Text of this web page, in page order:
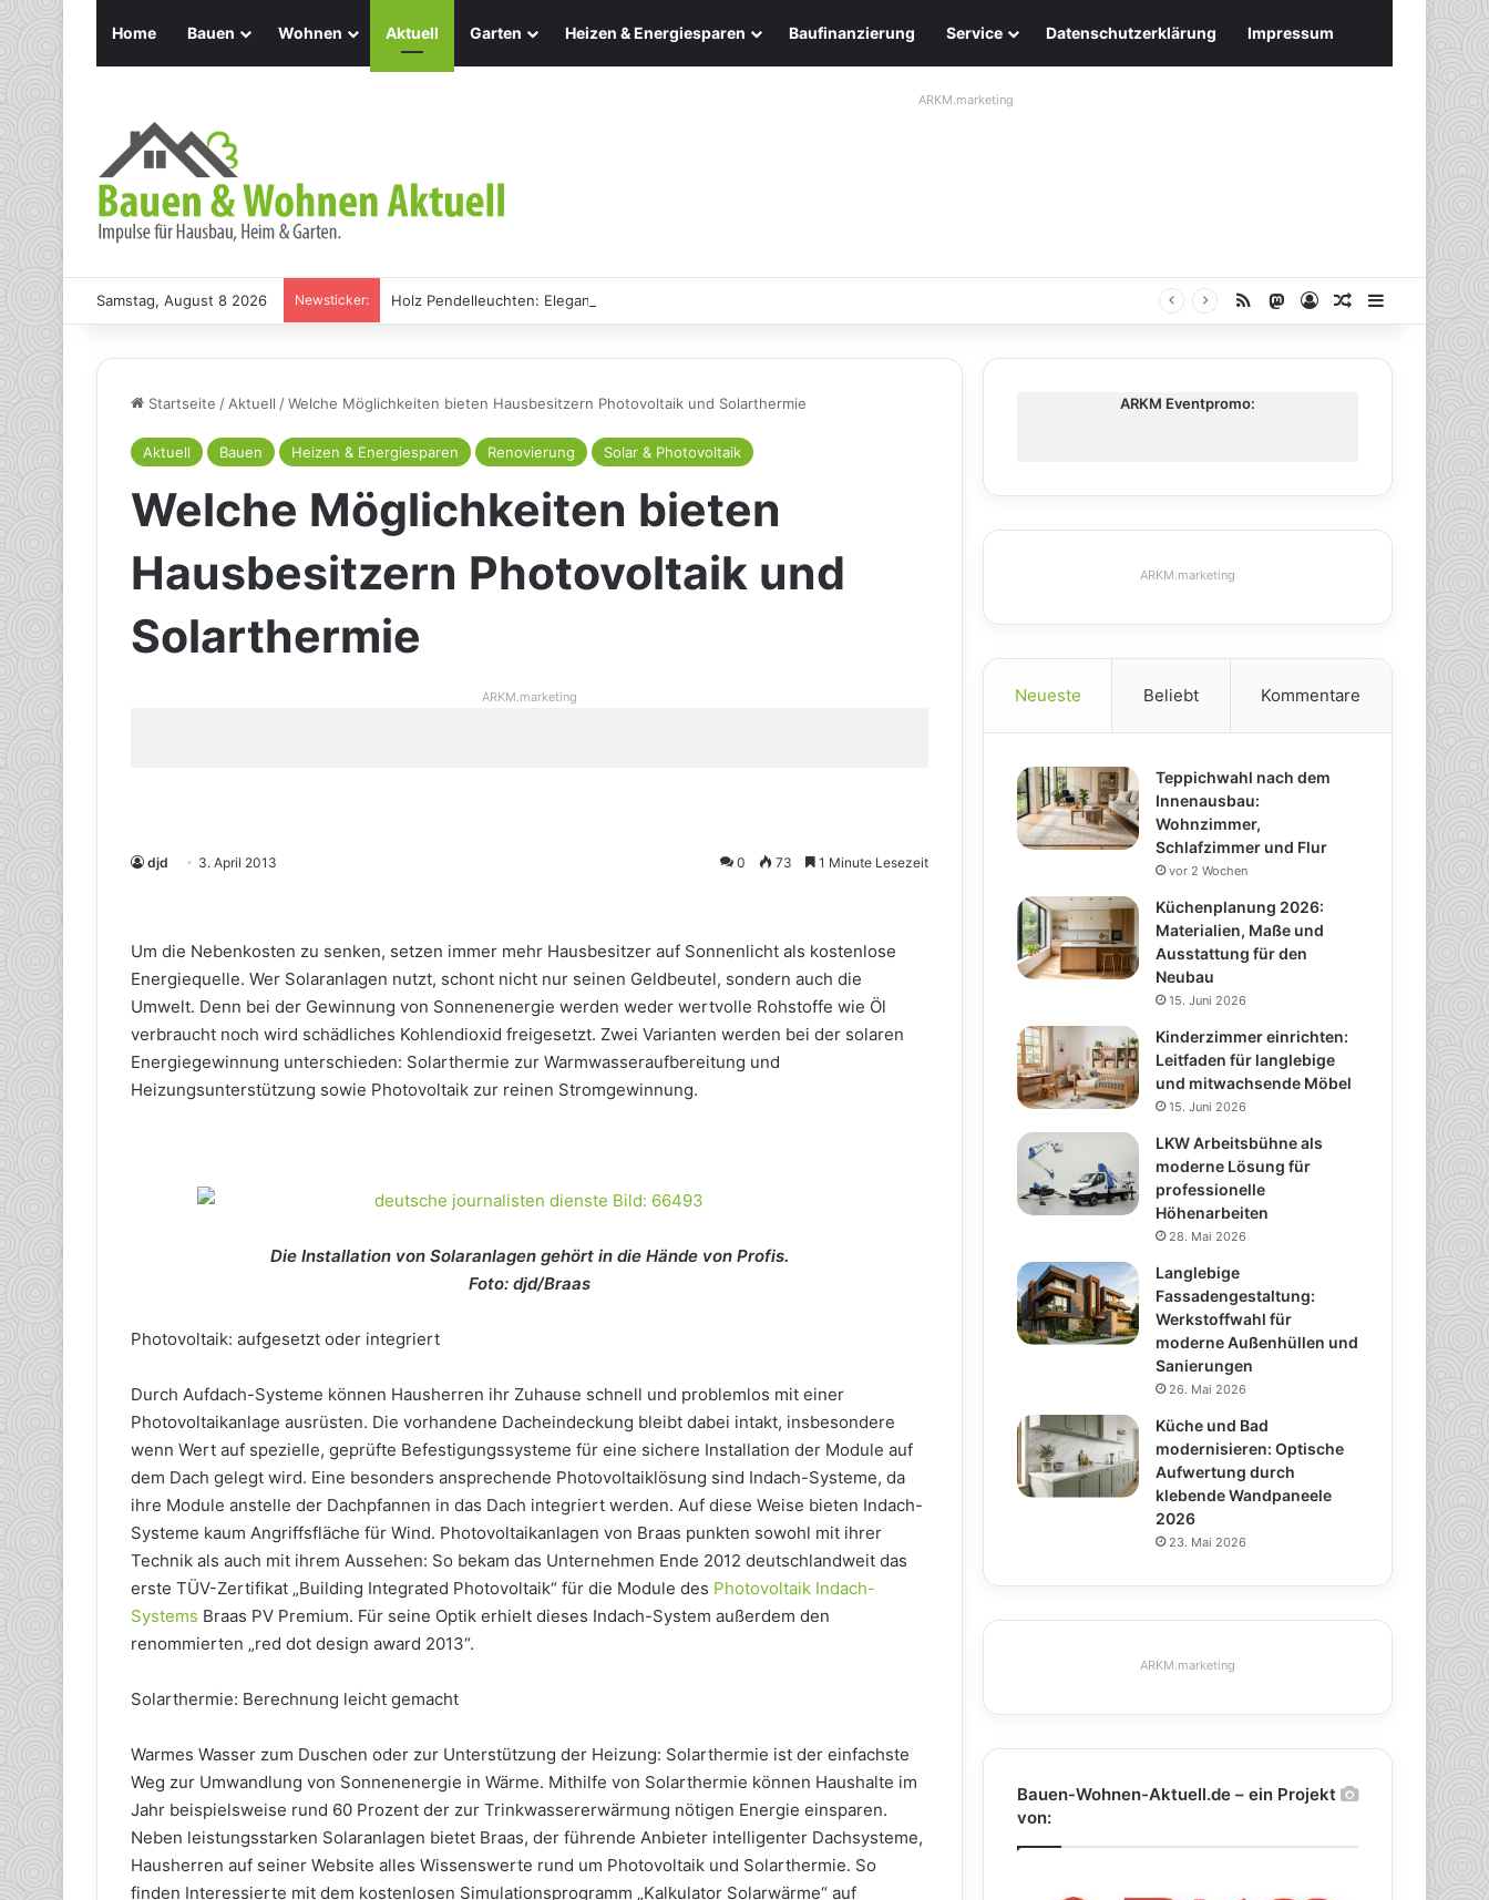
Home Bauen Wohnen Aktuell Garten Heizen & Energiesparen Baufinanzierung Service Datenschutzerklärung Impressum
ARKM.marketing
Samstag, August 8 2026 Newsticker: Holz Pendelleuchten: Eleganz und Nachhaltigkeit für Ihr Zuhause RSS Mastodon
AnmeldenZufälliger
Startseite /Aktuell /Welche Möglichkeiten bieten Hausbesitzern Photovoltaik und Solarthermie
Aktuell Bauen Heizen & Energiesparen Renovierung Solar & Photovoltaik
Welche Möglichkeiten bieten
Hausbesitzern Photovoltaik und
Solarthermie
ARKM.marketing
djd 3. April 2013 0 73 1 Minute Lesezeit
Um die Nebenkosten zu senken, setzen immer mehr Hausbesitzer auf Sonnenlicht als kostenlose
Energiequelle. Wer Solaranlagen nutzt, schont nicht nur seinen Geldbeutel, sondern auch die
Umwelt. Denn bei der Gewinnung von Sonnenenergie werden weder wertvolle Rohstoffe wie Öl
verbraucht noch wird schädliches Kohlendioxid freigesetzt. Zwei Varianten werden bei der solaren
Energiegewinnung unterschieden: Solarthermie zur Warmwasseraufbereitung und
Heizungsunterstützung sowie Photovoltaik zur reinen Stromgewinnung.
Die Installation von Solaranlagen gehört in die Hände von Profis.
Foto: djd/Braas
Photovoltaik: aufgesetzt oder integriert
Durch Aufdach-Systeme können Hausherren ihr Zuhause schnell und problemlos mit einer
Photovoltaikanlage ausrüsten. Die vorhandene Dacheindeckung bleibt dabei intakt, insbesondere
wenn Wert auf spezielle, geprüfte Befestigungssysteme für eine sichere Installation der Module auf
dem Dach gelegt wird. Eine besonders ansprechende Photovoltaiklösung sind Indach-Systeme, da
ihre Module anstelle der Dachpfannen in das Dach integriert werden. Auf diese Weise bieten Indach-
Systeme kaum Angriffsfläche für Wind. Photovoltaikanlagen von Braas punkten sowohl mit ihrer
Technik als auch mit ihrem Aussehen: So bekam das Unternehmen Ende 2012 deutschlandweit das
erste TÜV-Zertifikat „Building Integrated Photovoltaik“ für die Module des Photovoltaik Indach-
Systems Braas PV Premium. Für seine Optik erhielt dieses Indach-System außerdem den
renommierten „red dot design award 2013“.
Solarthermie: Berechnung leicht gemacht
Warmes Wasser zum Duschen oder zur Unterstützung der Heizung: Solarthermie ist der einfachste
Weg zur Umwandlung von Sonnenenergie in Wärme. Mithilfe von Solarthermie können Haushalte im
Jahr beispielsweise rund 60 Prozent der zur Trinkwassererwärmung nötigen Energie einsparen.
Neben leistungsstarken Solaranlagen bietet Braas, der führende Anbieter intelligenter Dachsysteme,
Hausherren auf seiner Website alles Wissenswerte rund um Photovoltaik und Solarthermie. So
finden Interessierte mit dem kostenlosen Simulationsprogramm „Kalkulator Solarwärme“ auf
ARKM Eventpromo:
ARKM.marketing
Neueste Beliebt Kommentare
Teppichwahl nach dem
Innenausbau:
Wohnzimmer,
Schlafzimmer und Flur
vor 2 Wochen
Küchenplanung 2026:
Materialien, Maße und
Ausstattung für den
Neubau
15. Juni 2026
Kinderzimmer einrichten:
Leitfaden für langlebige
und mitwachsende Möbel
15. Juni 2026
LKW Arbeitsbühne als
moderne Lösung für
professionelle
Höhenarbeiten
28. Mai 2026
Langlebige
Fassadengestaltung:
Werkstoffwahl für
moderne Außenhüllen und
Sanierungen
26. Mai 2026
Küche und Bad
modernisieren: Optische
Aufwertung durch
klebende Wandpaneele
2026
23. Mai 2026
ARKM.marketing
Bauen-Wohnen-Aktuell.de – ein Projekt
von: